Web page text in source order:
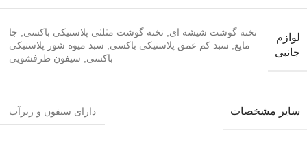
لوازم
جانبی
تخته گوشت شیشه ای تخته گوشت مثلثی پلاستیکی باکسی
جا
مایع
سبد کم عمق پلاستیکی باکسی
سبد میوه شور پلاستیکی
باکسی
سیفون ظرفشویی
سایر مشخصات دارای سیفون و زیرآب